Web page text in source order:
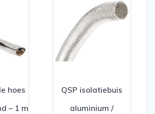
hoes
– 1 m
QSP isolatiebuis
aluminium /